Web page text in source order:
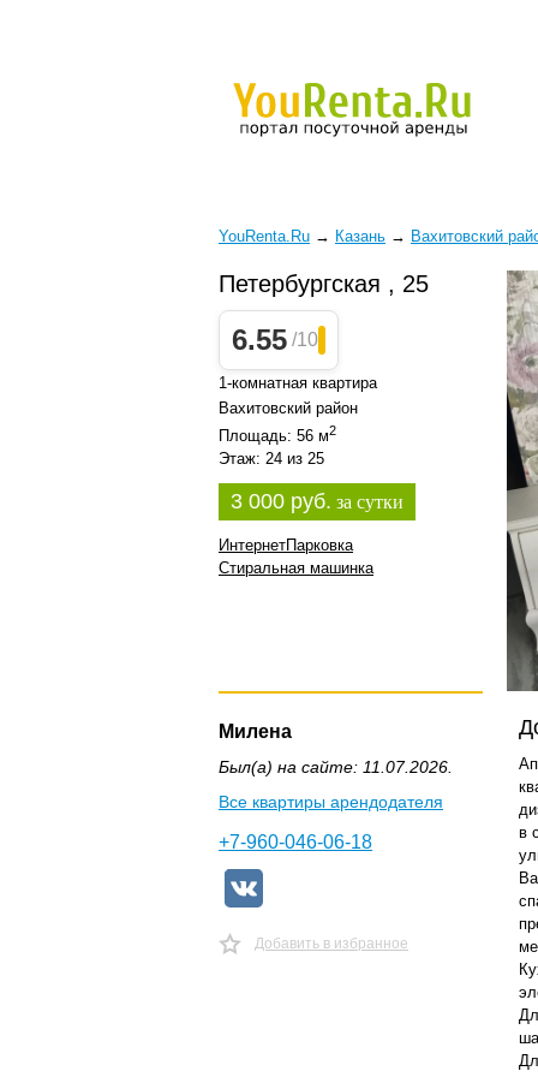
YouRenta.Ru → Казань → Вахитовский
Петербургская , 25
6.55 /10
1-комнатная квартира
Вахитовский район
Площадь: 56 м2
Этаж: 24 из 25
3 000 руб. за сутки
ИнтернетПарковка
Стиральная машинка
Милена
Был(а) на сайте: 11.07.2026.
Все квартиры арендодателя
+7-960-046-06-18
Добавить в избранное
в